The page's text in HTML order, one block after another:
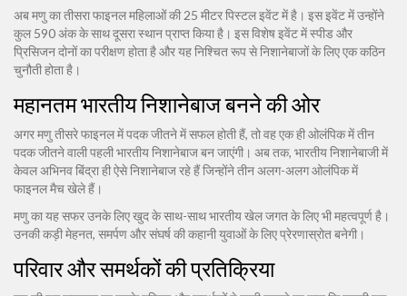
अब मणु का तीसरा फाइनल महिलाओं की 25 मीटर पिस्टल इवेंट में है। इस इवेंट में उन्होंने
कुल 590 अंक के साथ दूसरा स्थान प्राप्त किया है। इस विशेष इवेंट में स्पीड और
प्रिसिजन दोनों का परीक्षण होता है और यह निश्चित रूप से निशानेबाजों के लिए एक कठिन
चुनौती होता है।
महानतम भारतीय निशानेबाज बनने की ओर
अगर मणु तीसरे फाइनल में पदक जीतने में सफल होती हैं, तो वह एक ही ओलंपिक में तीन
पदक जीतने वाली पहली भारतीय निशानेबाज बन जाएंगी। अब तक, भारतीय निशानेबाजी में
केवल अभिनव बिंद्रा ही ऐसे निशानेबाज रहे हैं जिन्होंने तीन अलग-अलग ओलंपिक में
फाइनल मैच खेले हैं।
मणु का यह सफर उनके लिए खुद के साथ-साथ भारतीय खेल जगत के लिए भी महत्वपूर्ण है।
उनकी कड़ी मेहनत, समर्पण और संघर्ष की कहानी युवाओं के लिए प्रेरणास्रोत बनेगी।
परिवार और समर्थकों की प्रतिक्रिया